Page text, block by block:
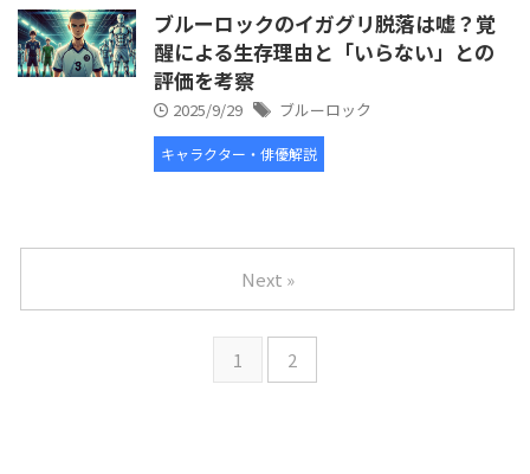
ブルーロックのイガグリ脱落は嘘？覚
醒による生存理由と「いらない」との
評価を考察
2025/9/29 ブルーロック
キャラクター・俳優解説
1 2
Next »